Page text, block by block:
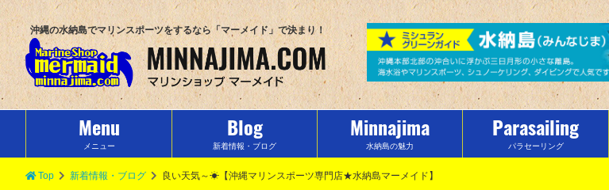
沖縄の水納島でマリンスポーツをするなら「マーメイド」で決まり！
Menu
メニュー
Blog
新着情報・ブログ
Minnajima
水納島の魅力
Parasailing
パラセーリング
Top 新着情報・ブログ 良い天気～☀【沖縄マリンスポーツ専門店★水納島マーメイド】